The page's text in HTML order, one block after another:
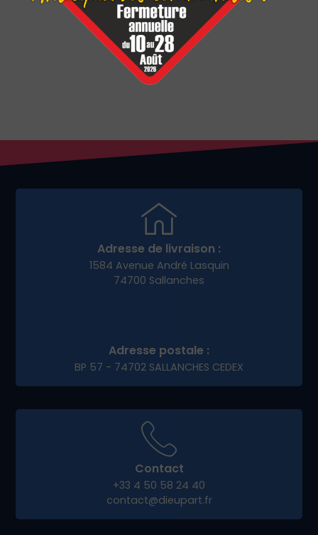
Adresse de livraison :
1584 Avenue André Lasquin
74700 Sallanches
Adresse postale :
BP 57 - 74702 SALLANCHES CEDEX
Contact
+33 4 50 58 24 40
contact@dieupart.fr